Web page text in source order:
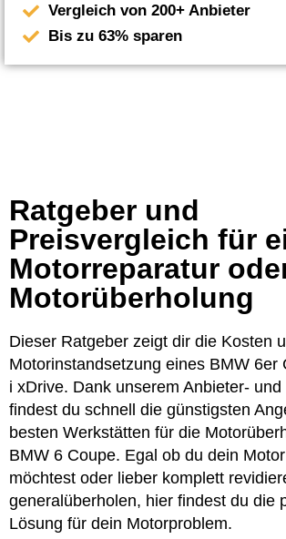
Vergleich von 200+ Anbieter
Bis zu 63% sparen
Ratgeber und
Preisvergleich für
Motorreparatur
Motorüberholung
Dieser Ratgeber zeigt dir die Kosten
Motorinstandsetzung eines BMW 6er
i xDrive. Dank unserem Anbieter-
findest du schnell die günstigsten
besten Werkstätten für die
BMW 6 Coupe. Egal ob du dein
möchtest oder lieber komplett
generalüberholen, hier findest du die
Lösung für dein Motorproblem.